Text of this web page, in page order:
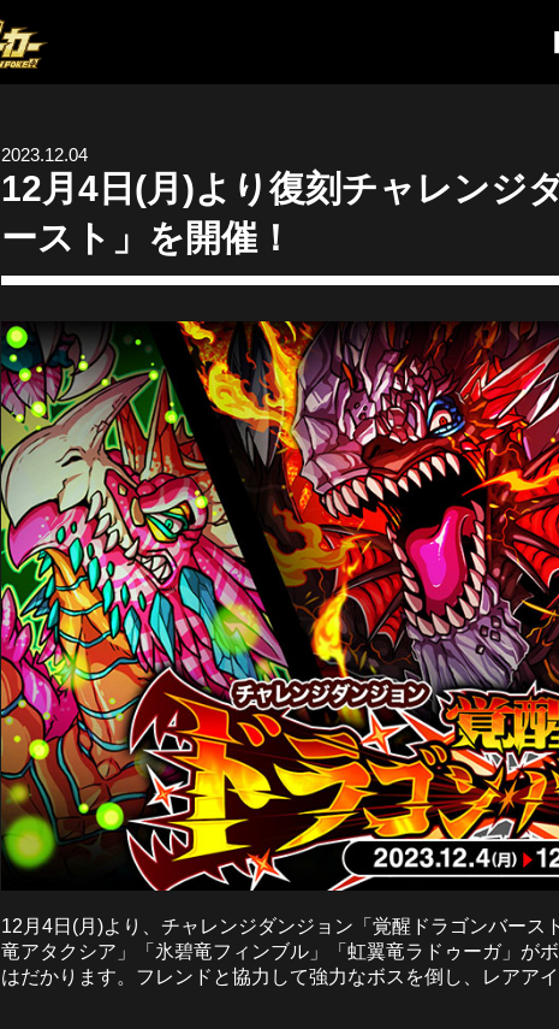
2023.12.04
12月4日(月)より復刻チャレンジ
ースト」を開催！
12月4日(月)より、チャレンジダンジョン「覚醒ドラゴンバー
竜アタクシア」「氷碧竜フィンブル」「虹翼竜ラドゥーガ」が
はだかります。フレンドと協力して強力なボスを倒し、レアア